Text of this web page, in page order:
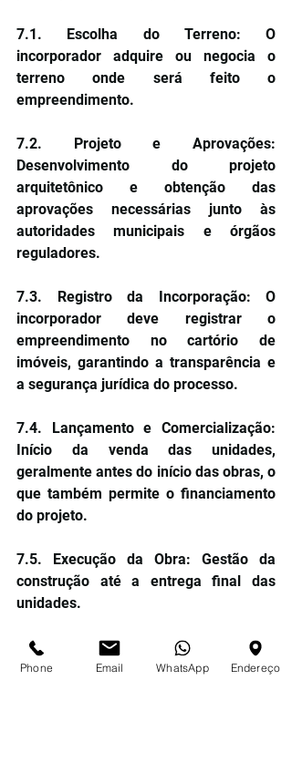
7.1. Escolha do Terreno: O
incorporador adquire ou negocia o
terreno onde será feito o
empreendimento.
7.2. Projeto e Aprovações:
Desenvolvimento do projeto
arquitetônico e obtenção das
aprovações necessárias junto às
autoridades municipais e órgãos
reguladores.
7.3. Registro da Incorporação: O
incorporador deve registrar o
empreendimento no cartório de
imóveis, garantindo a transparência e
a segurança jurídica do processo.
7.4. Lançamento e Comercialização:
Início da venda das unidades,
geralmente antes do início das obras, o
que também permite o financiamento
do projeto.
7.5. Execução da Obra: Gestão da
construção até a entrega final das
unidades.
7.6. Averbação da Conclusão da Obra:
averbação do término da obra junto ao
Phone Email WhatsApp Endereço